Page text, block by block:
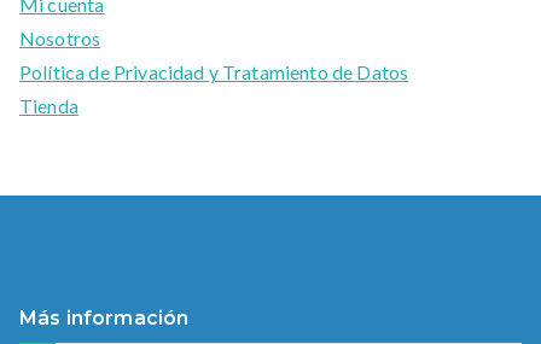
Nosotros
Política de Privacidad y Tratamiento de Datos
Tienda
Más información